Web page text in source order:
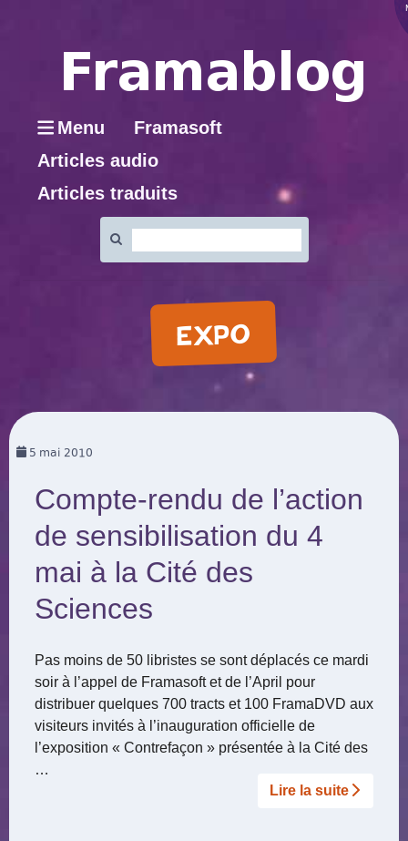
Menu
Framasoft
Articles audio
Articles traduits
:
EXPO
5 mai 2010
Compte-rendu de l’action
de sensibilisation du 4
mai à la Cité des
Sciences
Pas moins de 50 libristes se sont déplacés ce mardi
soir à l’appel de Framasoft et de l’April pour
distribuer quelques 700 tracts et 100 FramaDVD aux
visiteurs invités à l’inauguration officielle de
l’exposition « Contrefaçon » présentée à la Cité des
…
Lire la suite­­